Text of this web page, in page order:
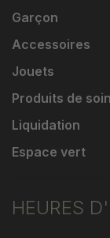
Garçon
Accessoires
Jouets
Produits de
Liquidation
Espace vert
HEURES